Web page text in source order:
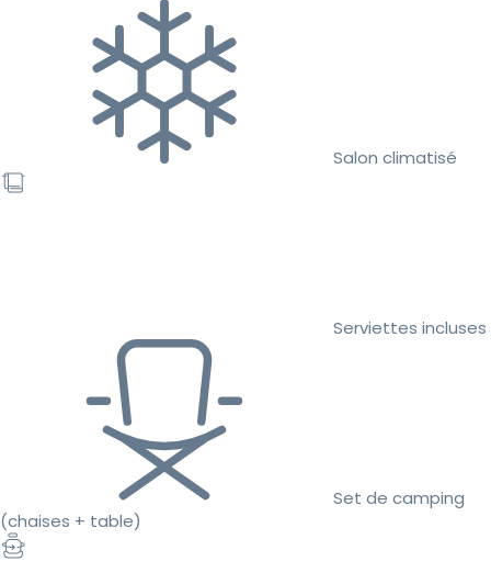
Salon climatisé
Serviettes incluses
Set de camping
(chaises + table)